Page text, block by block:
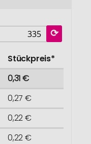
Stückpreis*
0,31 €
0,27 €
0,22 €
0,22 €